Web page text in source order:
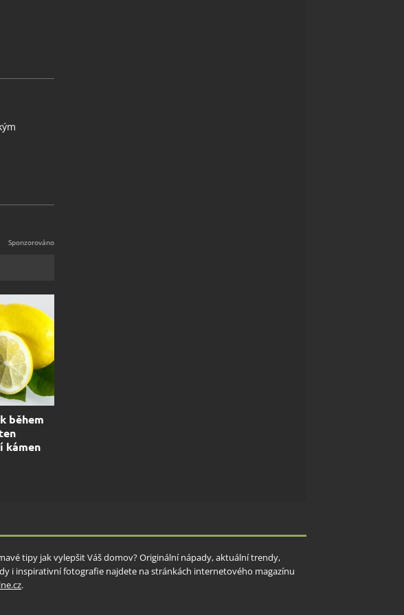
během
kámen
tipy jak vylepšit Váš domov? Originální nápady, aktuální trendy,
i inspirativní fotografie najdete na stránkách internetového magazínu
.